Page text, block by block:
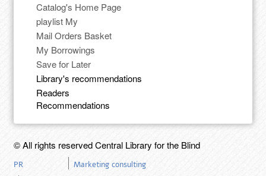
Catalog's Home Page
playlist My
Mail Orders Basket
My Borrowings
Save for Later
Library's recommendations
Readers
Recommendations
© All rights reserved Central Library for the Blind
PR
Marketing consulting